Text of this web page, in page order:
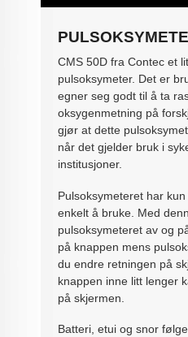
CMS 50D fra Contec et
pulsoksymeter. Det er
egner seg godt til å ta
oksygenmetning på
gjør at dette
når det gjelder bruk i
institusjoner.
Pulsoksymeteret har
enkelt å bruke. Med
pulsoksymeteret av og
på knappen mens
du endre retningen på
knappen inne litt lenger
på skjermen.
Batteri, etui og snor